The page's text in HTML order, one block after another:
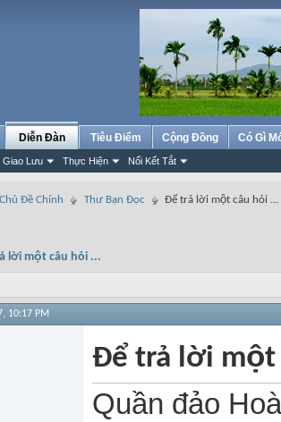
Diễn Đàn
Giao Lưu Thực Hiện Nối Kết Tắt
Tiêu Điểm Cộng Đồng Có Gì
Chủ Đề Chính Thư Bạn Đọc Để trả lời một câu hỏi ...
lời một câu hỏi ...
10:17 PM
Để trả lời một
Quần đảo